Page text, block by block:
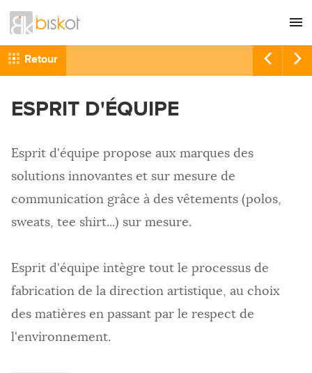
Recrutement
SITES INTERNET
RÉFÉRENCEMENT
HÉBERGEMENT
IMPRESSION
Retour
ESPRIT D'ÉQUIPE
Esprit d'équipe propose aux marques des
solutions innovantes et sur mesure de
communication grâce à des vêtements (polos,
sweats, tee shirt...) sur mesure.
Esprit d'équipe intègre tout le processus de
fabrication de la direction artistique, au choix
des matières en passant par le respect de
l'environnement.